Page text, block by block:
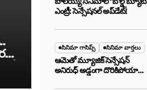
ఎంట్రీ: సెన్సేషనల్ అప్‌డేట్!
సినిమా గాసిప్స్ సినిమా వార్తలు
ఆమెతో మ్యూజిక్ సెన్సేషన్
అనిరుధ్ అడ్డంగా దొరికిపోయారా?